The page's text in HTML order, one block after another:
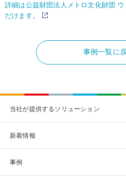
詳細は公益財団法人メトロ文化財団
だけます。
事例一覧に
当社が提供する ソリューション
新着情報
事例